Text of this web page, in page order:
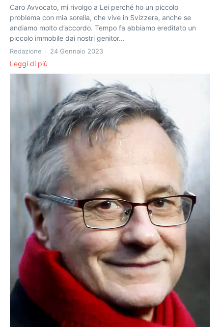
Caro Avvocato, mi rivolgo a Lei perché ho un piccolo
problema con mia sorella, che vive in Svizzera, anche se
andiamo molto d’accordo. Tempo fa abbiamo ereditato un
piccolo immobile dai nostri genitor...
Redazione 24 Gennaio 2023
Leggi di più